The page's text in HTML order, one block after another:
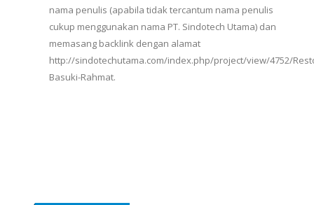
nama penulis (apabila tidak tercantum nama penulis
cukup menggunakan nama PT. Sindotech Utama) dan
memasang backlink dengan alamat
http://sindotechutama.com/index.php/project/view/4752/
Basuki-Rahmat.